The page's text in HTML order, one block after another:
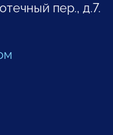
пер., д.7.